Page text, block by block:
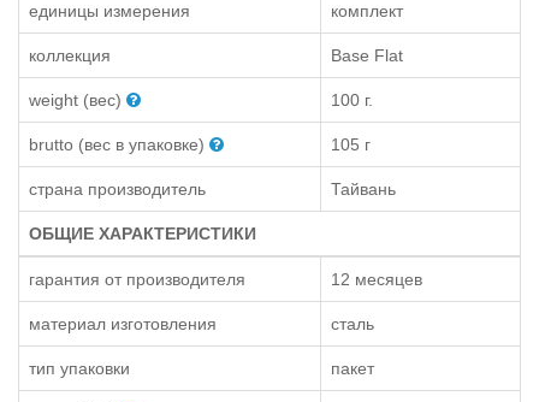
единицы измерения комплект
коллекция Base Flat
weight (вес) 100 г.
brutto (вес в упаковке) 105 г
страна производитель Тайвань
ОБЩИЕ ХАРАКТЕРИСТИКИ
гарантия от производителя 12 месяцев
материал изготовления сталь
тип упаковки пакет